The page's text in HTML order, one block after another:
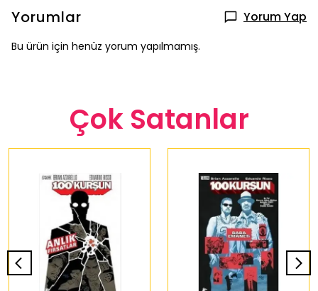
Yorumlar Yorum Yap
Bu ürün için henüz yorum yapılmamış.
Çok Satanlar